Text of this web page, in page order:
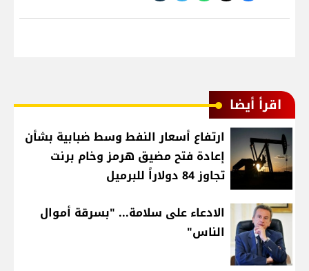
اقرأ أيضا
ارتفاع أسعار النفط وسط ضبابية بشأن
إعادة فتح مضيق هرمز وخام برنت
تجاوز 84 دولاراً للبرميل
الادعاء على سلامة... "بسرقة أموال
الناس"